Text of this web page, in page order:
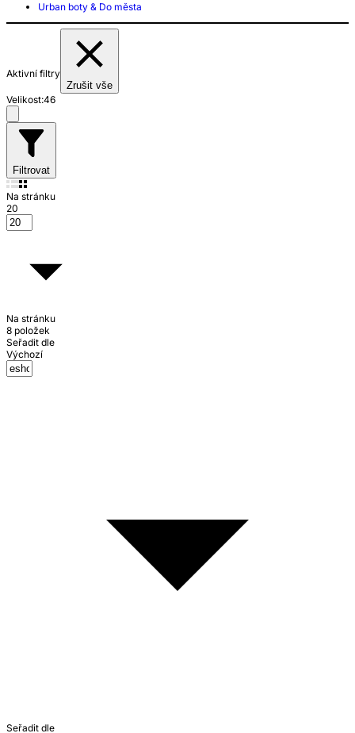
Urban boty & Do města
Aktivní filtry
Zrušit vše
Velikost:46
Filtrovat
Na stránku
20
Na stránku
8 položek
Seřadit dle
Výchozí
Seřadit dle